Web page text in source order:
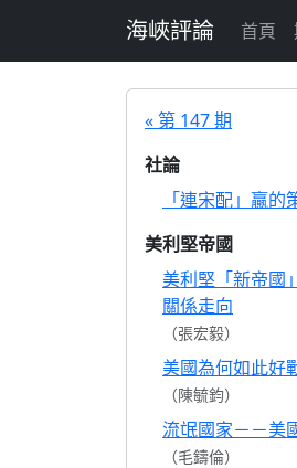
海峽評論 首頁
« 第 147 期
社論
「連宋配」贏的
美利堅帝國
美利堅「新帝國
關係走向
（張宏毅）
美國為何如此好
（陳毓鈞）
流氓國家－－美
（毛鑄倫）